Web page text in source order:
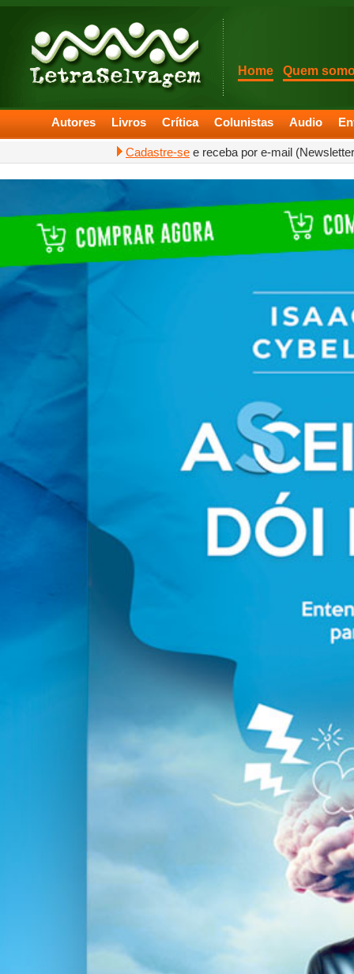
Home Quem
Autores Livros Crítica Colunistas Audio
Cadastre-se e receba por e-mail